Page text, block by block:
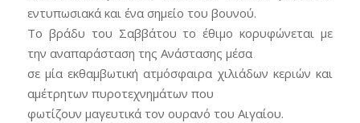
εντυπωσιακά και ένα σημείο του βουνού.
Το βράδυ του Σαββάτου το έθιμο κορυφώνεται με
την αναπαράσταση της Ανάστασης μέσα
σε μία εκθαμβωτική ατμόσφαιρα χιλιάδων κεριών και
αμέτρητων πυροτεχνημάτων που
φωτίζουν μαγευτικά τον ουρανό του Αιγαίου.